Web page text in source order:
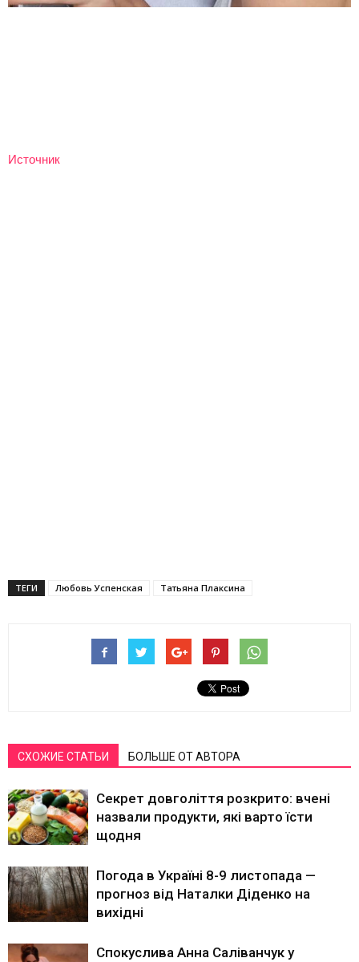
Источник
ТЕГИ Любовь Успенская Татьяна Плаксина
СХОЖИЕ СТАТЬИ БОЛЬШЕ ОТ АВТОРА
Секрет довголіття розкрито: вчені
назвали продукти, які варто їсти
щодня
Погода в Україні 8-9 листопада —
прогноз від Наталки Діденко на
вихідні
Спокуслива Анна Саліванчук у